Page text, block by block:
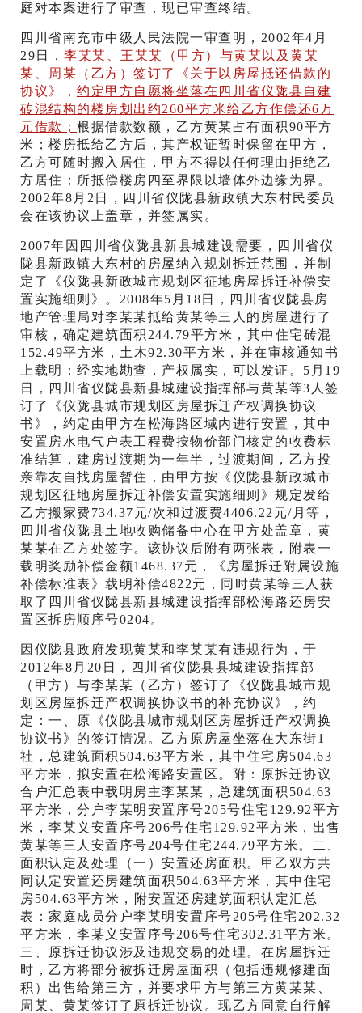
庭对本案进行了审查，现已审查终结。
四川省南充市中级人民法院一审查明，2002年4月
29日， 李某某、王某某（甲方）与黄某以及黄某
某、周某（乙方）签订了《关于以房屋抵还借款的
协议》， 约定甲方自愿将坐落在四川省仪陇县自建
砖混结构的楼房划出约260平方米给乙方作偿还6万
元借款； 根据借款数额，乙方黄某占有面积90平方
米；楼房抵给乙方后，其产权证暂时保留在甲方，
乙方可随时搬入居住，甲方不得以任何理由拒绝乙
方居住；所抵偿楼房四至界限以墙体外边缘为界。
2002年8月2日，四川省仪陇县新政镇大东村民委员
会在该协议上盖章，并签属实。
2007年因四川省仪陇县新县城建设需要，四川省仪
陇县新政镇大东村的房屋纳入规划拆迁范围，并制
定了《仪陇县新政城市规划区征地房屋拆迁补偿安
置实施细则》。2008年5月18日，四川省仪陇县房
地产管理局对李某某抵给黄某等三人的房屋进行了
审核，确定建筑面积244.79平方米，其中住宅砖混
152.49平方米，土木92.30平方米，并在审核通知书
上载明：经实地勘查，产权属实，可以发证。5月19
日，四川省仪陇县新县城建设指挥部与黄某等3人签
订了《仪陇县城市规划区房屋拆迁产权调换协议
书》，约定由甲方在松海路区域内进行安置，其中
安置房水电气户表工程费按物价部门核定的收费标
准结算，建房过渡期为一年半，过渡期间，乙方投
亲靠友自找房屋暂住，由甲方按《仪陇县新政城市
规划区征地房屋拆迁补偿安置实施细则》规定发给
乙方搬家费734.37元/次和过渡费4406.22元/月等，
四川省仪陇县土地收购储备中心在甲方处盖章，黄
某某在乙方处签字。该协议后附有两张表，附表一
载明奖励补偿金额1468.37元，《房屋拆迁附属设施
补偿标准表》载明补偿4822元，同时黄某等三人获
取了四川省仪陇县新县城建设指挥部松海路还房安
置区拆房顺序号0204。
因仪陇县政府发现黄某和李某某有违规行为，于
2012年8月20日，四川省仪陇县县城建设指挥部
（甲方）与李某某（乙方）签订了《仪陇县城市规
划区房屋拆迁产权调换协议书的补充协议》，约
定：一、原《仪陇县城市规划区房屋拆迁产权调换
协议书》的签订情况。乙方原房屋坐落在大东街1
社，总建筑面积504.63平方米，其中住宅房504.63
平方米，拟安置在松海路安置区。附：原拆迁协议
合户汇总表中载明房主李某某，总建筑面积504.63
平方米，分户李某明安置序号205号住宅129.92平方
米，李某义安置序号206号住宅129.92平方米，出售
黄某等三人安置序号204号住宅244.79平方米。二、
面积认定及处理（一）安置还房面积。甲乙双方共
同认定安置还房建筑面积504.63平方米，其中住宅
房504.63平方米，附安置还房建筑面积认定汇总
表：家庭成员分户李某明安置序号205号住宅202.32
平方米，李某义安置序号206号住宅302.31平方米。
三、原拆迁协议涉及违规交易的处理。在房屋拆迁
时，乙方将部分被拆迁房屋面积（包括违规修建面
积）出售给第三方，并要求甲方与第三方黄某某、
周某、黄某签订了原拆迁协议。现乙方同意自行解